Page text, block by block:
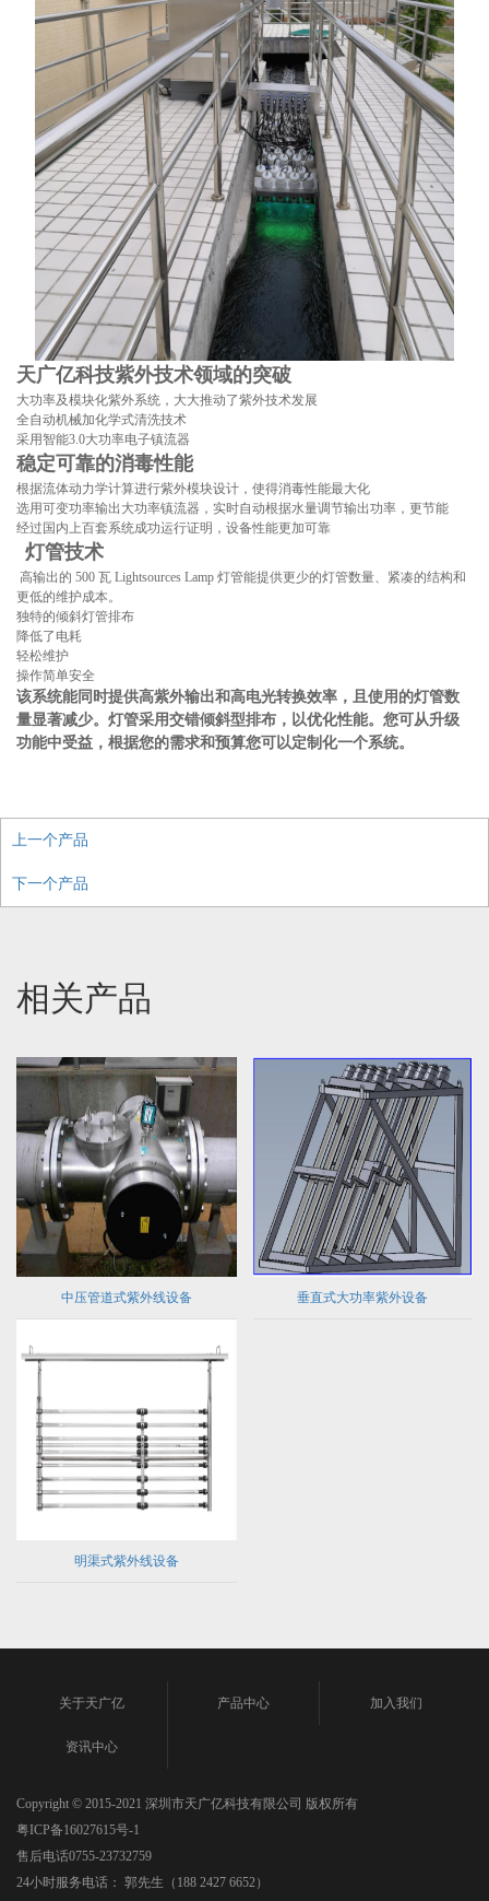
天广亿科技紫外技术领域的突破
大功率及模块化紫外系统，大大推动了紫外技术发展
全自动机械加化学式清洗技术
采用智能3.0大功率电子镇流器
稳定可靠的消毒性能
根据流体动力学计算进行紫外模块设计，使得消毒性能最大化
选用可变功率输出大功率镇流器，实时自动根据水量调节输出功率，更节能
经过国内上百套系统成功运行证明，设备性能更加可靠
灯管技术
高输出的 500 瓦 Lightsources Lamp 灯管能提供更少的灯管数量、紧凑的结构和
更低的维护成本。
独特的倾斜灯管排布
降低了电耗
轻松维护
操作简单安全
该系统能同时提供高紫外输出和高电光转换效率，且使用的灯管数
量显著减少。灯管采用交错倾斜型排布，以优化性能。您可从升级
功能中受益，根据您的需求和预算您可以定制化一个系统。
上一个产品
下一个产品
相关产品
中压管道式紫外线设备 垂直式大功率紫外设备
明渠式紫外线设备
关于天广亿 产品中心 加入我们
资讯中心
Copyright © 2015-2021 深圳市天广亿科技有限公司 版权所有
粤ICP备16027615号-1
售后电话0755-23732759
24小时服务电话： 郭先生（188 2427 6652）